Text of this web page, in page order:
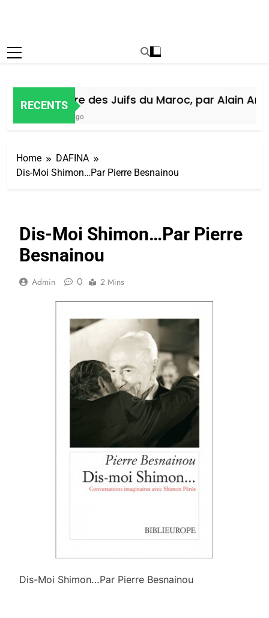
RECENTS
Histoire des Juifs du Maroc, par Alain Amiel
6 Jours Ago
Home
DAFINA
Dis-Moi Shimon…Par Pierre Besnainou
Dis-Moi Shimon…Par Pierre
Besnainou
Admin 0 2 Mins
Dis-Moi Shimon…Par Pierre Besnainou